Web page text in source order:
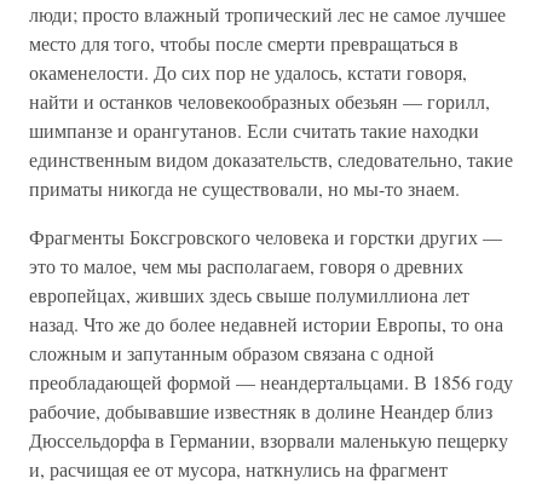
люди; просто влажный тропический лес не самое лучшее
место для того, чтобы после смерти превращаться в
окаменелости. До сих пор не удалось, кстати говоря,
найти и останков человекообразных обезьян — горилл,
шимпанзе и орангутанов. Если считать такие находки
единственным видом доказательств, следовательно, такие
приматы никогда не существовали, но мы-то знаем.
Фрагменты Боксгровского человека и горстки других —
это то малое, чем мы располагаем, говоря о древних
европейцах, живших здесь свыше полумиллиона лет
назад. Что же до более недавней истории Европы, то она
сложным и запутанным образом связана с одной
преобладающей формой — неандертальцами. В 1856 году
рабочие, добывавшие известняк в долине Неандер близ
Дюссельдорфа в Германии, взорвали маленькую пещерку
и, расчищая ее от мусора, наткнулись на фрагмент